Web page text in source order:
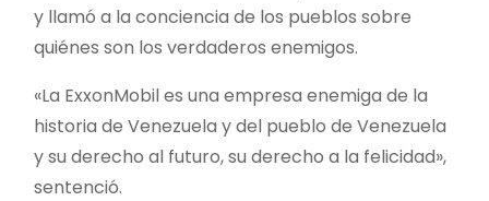
y llamó a la conciencia de los pueblos sobre
quiénes son los verdaderos enemigos.
«La ExxonMobil es una empresa enemiga de la
historia de Venezuela y del pueblo de Venezuela
y su derecho al futuro, su derecho a la felicidad»,
sentenció.